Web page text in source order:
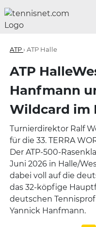
ATP› ATP Halle
ATP
Hanfmann
Wildcard im
Turnierdirektor Ralf
für die 33. TERRA
Der ATP-500-
Juni 2026 in Halle/
dabei voll auf die
das 32-köpfige
deutschen
Yannick Hanfmann.